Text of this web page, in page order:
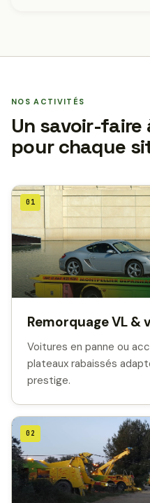
NOS ACTIVITÉS
Un savoir-faire
pour chaque
01
Remorquage VL &
Voitures en panne ou
plateaux rabaissés
prestige.
02